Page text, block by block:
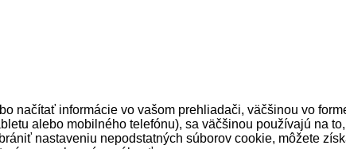
načítať informácie vo vašom prehliadači, väčšinou vo
alebo mobilného telefónu), sa väčšinou používajú na
nastaveniu nepodstatných súborov cookie, môžete